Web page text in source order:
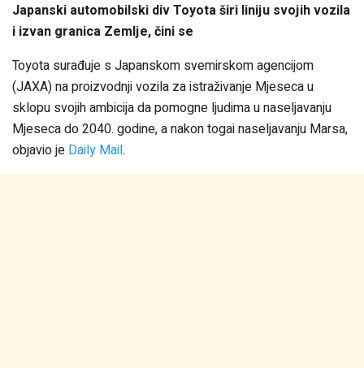
Japanski automobilski div Toyota širi liniju svojih vozila
i izvan granica Zemlje, čini se
Toyota surađuje s Japanskom svemirskom agencijom
(JAXA) na proizvodnji vozila za istraživanje Mjeseca u
sklopu svojih ambicija da pomogne ljudima u naseljavanju
Mjeseca do 2040. godine, a nakon togai naseljavanju Marsa,
objavio je Daily Mail.